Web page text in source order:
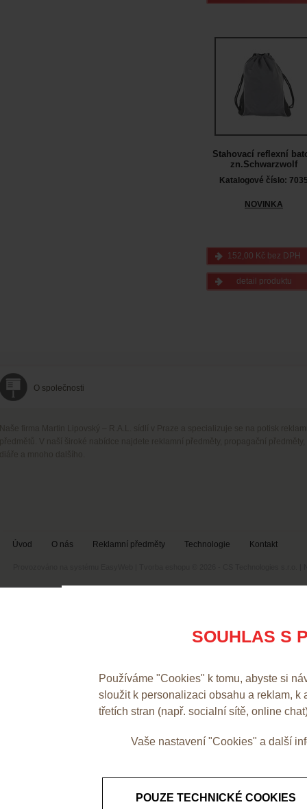
SOUHLAS S
Používáme "Cookies" k tomu, abyste si
sloužit k personalizaci obsahu a reklam,
třetích stran (např. socialní sítě, online
Vaše nastavení "Cookies" a další
POUZE TECHNICKÉ COOKIES
Stahovací reflexní
zn.Schwarzwolf
Katalogové číslo:
NOVINKA
152,00 Kč bez DPH
detail produktu
O společnosti
Úvod O nás Reklamní předměty Technologie Kontakt